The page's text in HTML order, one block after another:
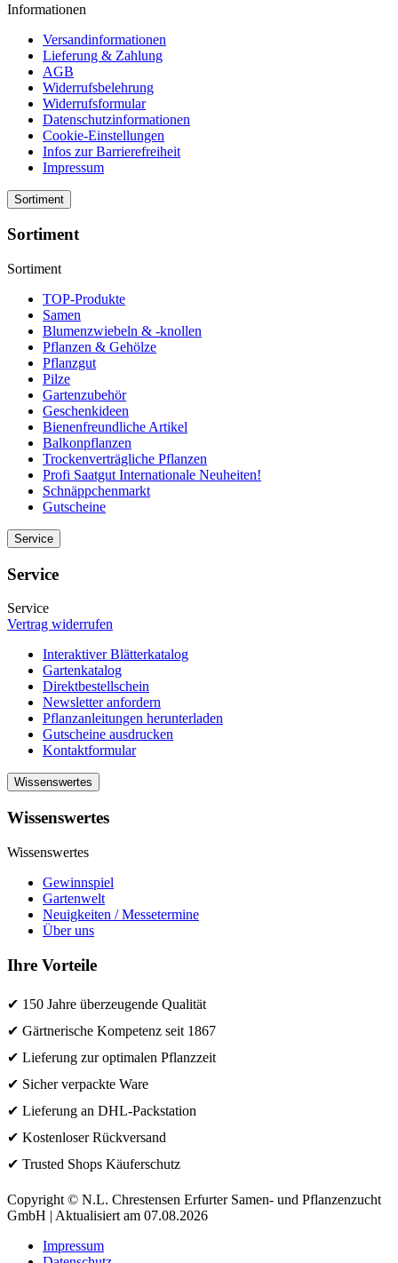
Informationen
Versandinformationen
Lieferung & Zahlung
AGB
Widerrufsbelehrung
Widerrufsformular
Datenschutzinformationen
Cookie-Einstellungen
Infos zur Barrierefreiheit
Impressum
Sortiment
Sortiment
Sortiment
TOP-Produkte
Samen
Blumenzwiebeln & -knollen
Pflanzen & Gehölze
Pflanzgut
Pilze
Gartenzubehör
Geschenkideen
Bienenfreundliche Artikel
Balkonpflanzen
Trockenverträgliche Pflanzen
Profi Saatgut Internationale Neuheiten!
Schnäppchenmarkt
Gutscheine
Service
Service
Service
Vertrag widerrufen
Interaktiver Blätterkatalog
Gartenkatalog
Direktbestellschein
Newsletter anfordern
Pflanzanleitungen herunterladen
Gutscheine ausdrucken
Kontaktformular
Wissenswertes
Wissenswertes
Wissenswertes
Gewinnspiel
Gartenwelt
Neuigkeiten / Messetermine
Über uns
Ihre Vorteile
✔ 150 Jahre überzeugende Qualität
✔ Gärtnerische Kompetenz seit 1867
✔ Lieferung zur optimalen Pflanzzeit
✔ Sicher verpackte Ware
✔ Lieferung an DHL-Packstation
✔ Kostenloser Rückversand
✔ Trusted Shops Käuferschutz
Copyright © N.L. Chrestensen Erfurter Samen- und Pflanzenzucht
GmbH | Aktualisiert am 07.08.2026
Impressum